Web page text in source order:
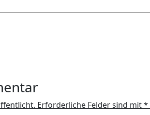
Erforderliche Felder sind mit*